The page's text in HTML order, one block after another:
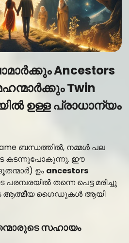
Ancestors
Twin
ഉള്ള പ്രാധാന്യം
ബന്ധത്തിൽ, നമ്മൾ പല
കടന്നുപോകുന്നു. ഈ
ഉം ancestors
പരമ്പരയിൽ തന്നെ പെട്ട മരിച്ചു
ആത്മീയ ഗൈഡുകൾ ആയി
സഹായം